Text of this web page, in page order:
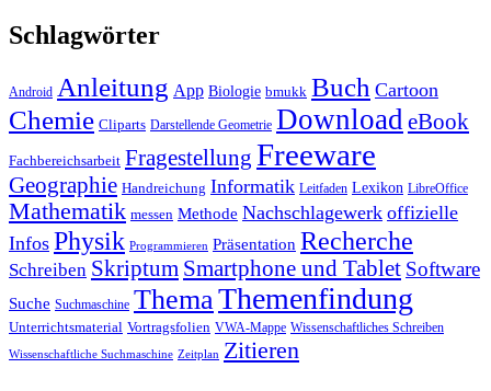
Schlagwörter
Android Anleitung App Biologie bmukk Buch Cartoon
Chemie Cliparts Darstellende Geometrie DownloadeBook
Fachbereichsarbeit Fragestellung Freeware
Geographie Handreichung Informatik Leitfaden Lexikon LibreOffice
Mathematik messen Methode Nachschlagewerk offizielle
Infos Physik Programmieren Präsentation Recherche
Schreiben Skriptum Smartphone und Tablet Software
Suche Suchmaschine ThemaThemenfindung
Unterrichtsmaterial Vortragsfolien VWA-Mappe Wissenschaftliches Schreiben
Wissenschaftliche Suchmaschine Zeitplan Zitieren